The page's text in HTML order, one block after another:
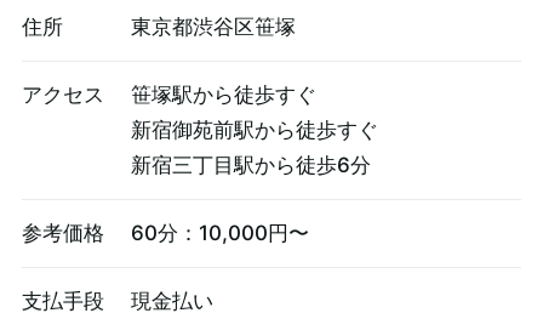
住所 東京都渋谷区笹塚
アクセス
笹塚駅から徒歩すぐ
新宿御苑前駅から徒歩すぐ
新宿三丁目駅から徒歩6分
参考価格 60分：10,000円〜
支払手段 現金払い